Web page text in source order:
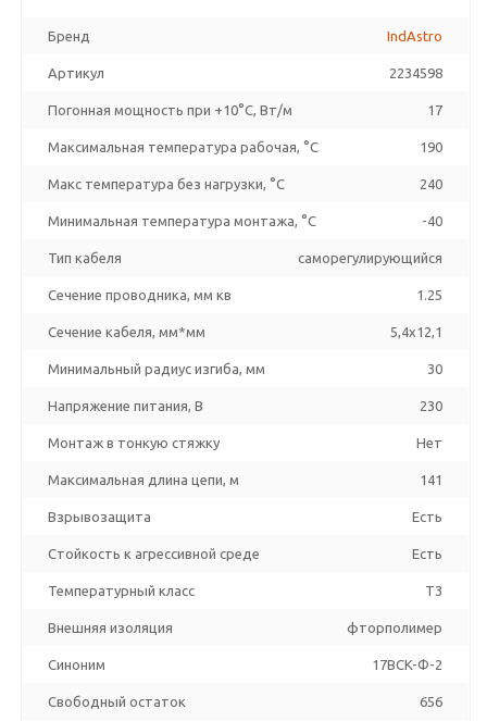
Бренд IndAstro
Артикул 2234598
Погонная мощность при +10°С, Вт/м 17
Максимальная температура рабочая, °C 190
Макс температура без нагрузки, °C 240
Минимальная температура монтажа, °C -40
Тип кабеля саморегулирующийся
Сечение проводника, мм кв 1.25
Сечение кабеля, мм*мм 5,4x12,1
Минимальный радиус изгиба, мм 30
Напряжение питания, В 230
Монтаж в тонкую стяжку Нет
Максимальная длина цепи, м 141
Взрывозащита Есть
Стойкость к агрессивной среде Есть
Температурный класс T3
Внешняя изоляция фторполимер
Синоним 17BCK-Ф-2
Свободный остаток 656